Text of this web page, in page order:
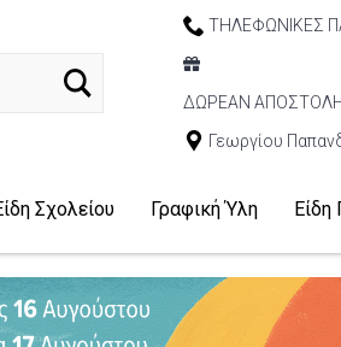
ΤΗΛΕΦΩΝΙΚΕΣ
ΔΩΡΕΑΝ ΑΠΟΣΤΟΛΗ
Γεωργίου
Σχολείου Γραφική Ύλη Είδη